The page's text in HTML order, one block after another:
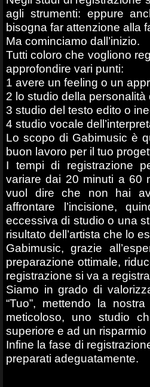
agli strumenti: eppure
bisogna far attenzione alla
Ma cominciamo dall’inizio.
Tutti coloro che vogliono
approfondire vari punti:
1 avere un feeling o un
2 lo studio della
3 studio del testo edito o
4 studio vocale
Lo scopo di Gabimusic è
buon lavoro per il tuo
I tempi di registrazione
variare dai 20 minuti a 60
vuol dire che non hai
affrontare l’incisione,
eccessiva di studio o una
risultato dell’artista che lo
Gabimusic, grazie
preparazione ottimale,
registrazione si va a
Siamo in grado di
“Tuo”, mettendo la
meticoloso, uno studio
superiore e ad un risparmio
Infine la fase di
preparati adeguatamente.